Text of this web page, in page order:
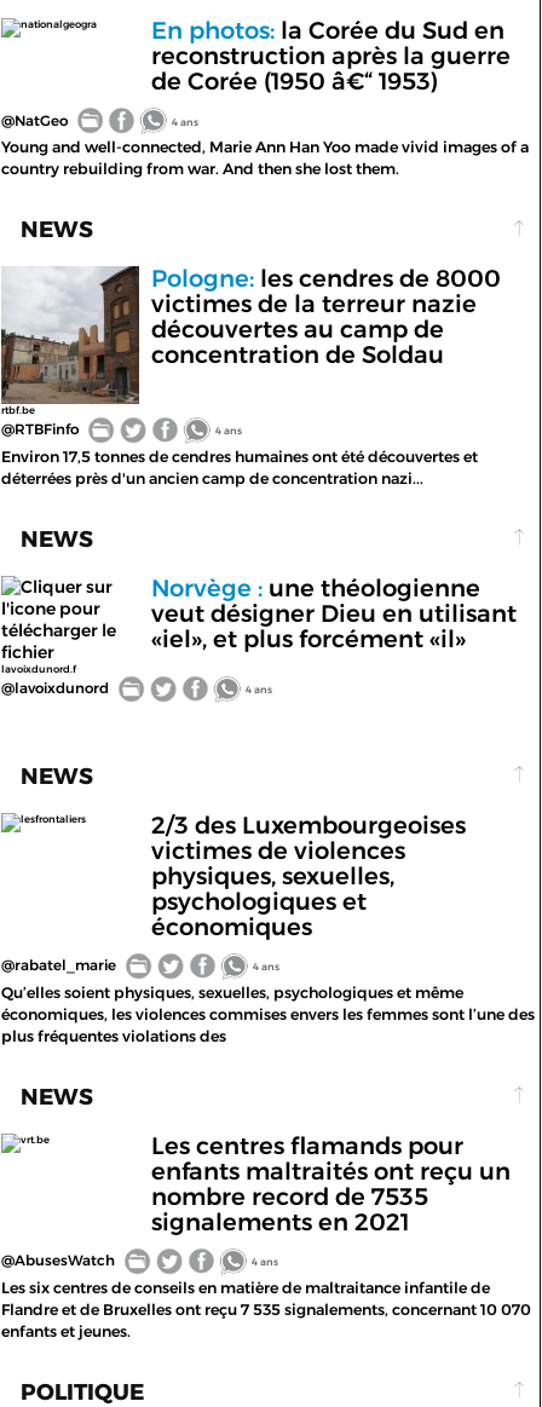
nationalgeogra En photos:la Corée du Sud en
reconstruction après la guerre
de Corée (1950 â€“ 1953)
@NatGeo 4 ans
Young and well-connected, Marie Ann Han Yoo made vivid images of a
country rebuilding from war. And then she lost them.
NEWS
rtbf.be
Pologne:les cendres de 8000
victimes de la terreur nazie
découvertes au camp de
concentration de Soldau
@RTBFinfo 4 ans
Environ 17,5 tonnes de cendres humaines ont été découvertes et
déterrées près d'un ancien camp de concentration nazi...
NEWS
lavoixdunord.f
Norvège :une théologienne
veut désigner Dieu en utilisant
«iel», et plus forcément «il»
@lavoixdunord 4 ans
NEWS
lesfrontaliers
2/3 des Luxembourgeoises
victimes de violences
physiques, sexuelles,
psychologiques et
économiques
@rabatel_marie 4 ans
Qu’elles soient physiques, sexuelles, psychologiques et même
économiques, les violences commises envers les femmes sont l’une des
plus fréquentes violations des
NEWS
vrt.be
Les centres flamands pour
enfants maltraités ont reçu un
nombre record de 7535
signalements en 2021
@AbusesWatch 4 ans
Les six centres de conseils en matière de maltraitance infantile de
Flandre et de Bruxelles ont reçu 7 535 signalements, concernant 10 070
enfants et jeunes.
POLITIQUE